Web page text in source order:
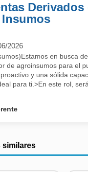
Derivados
Insumos
2026
en busca
de agroinsumos para el
y una sólida
para ti.>En este rol,
similares